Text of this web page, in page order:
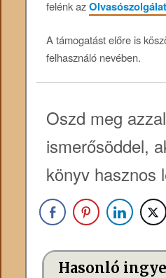
felénk az
A támogatást előre is
felhasználó nevében.
Oszd meg
ismerősöddel,
könyv hasznos
Hasonló